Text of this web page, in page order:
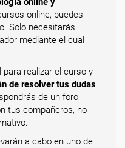
online, puedes
Solo necesitarás
mediante el cual
realizar el curso y
de resolver tus dudas
de un foro
tus compañeros, no
a cabo en uno de